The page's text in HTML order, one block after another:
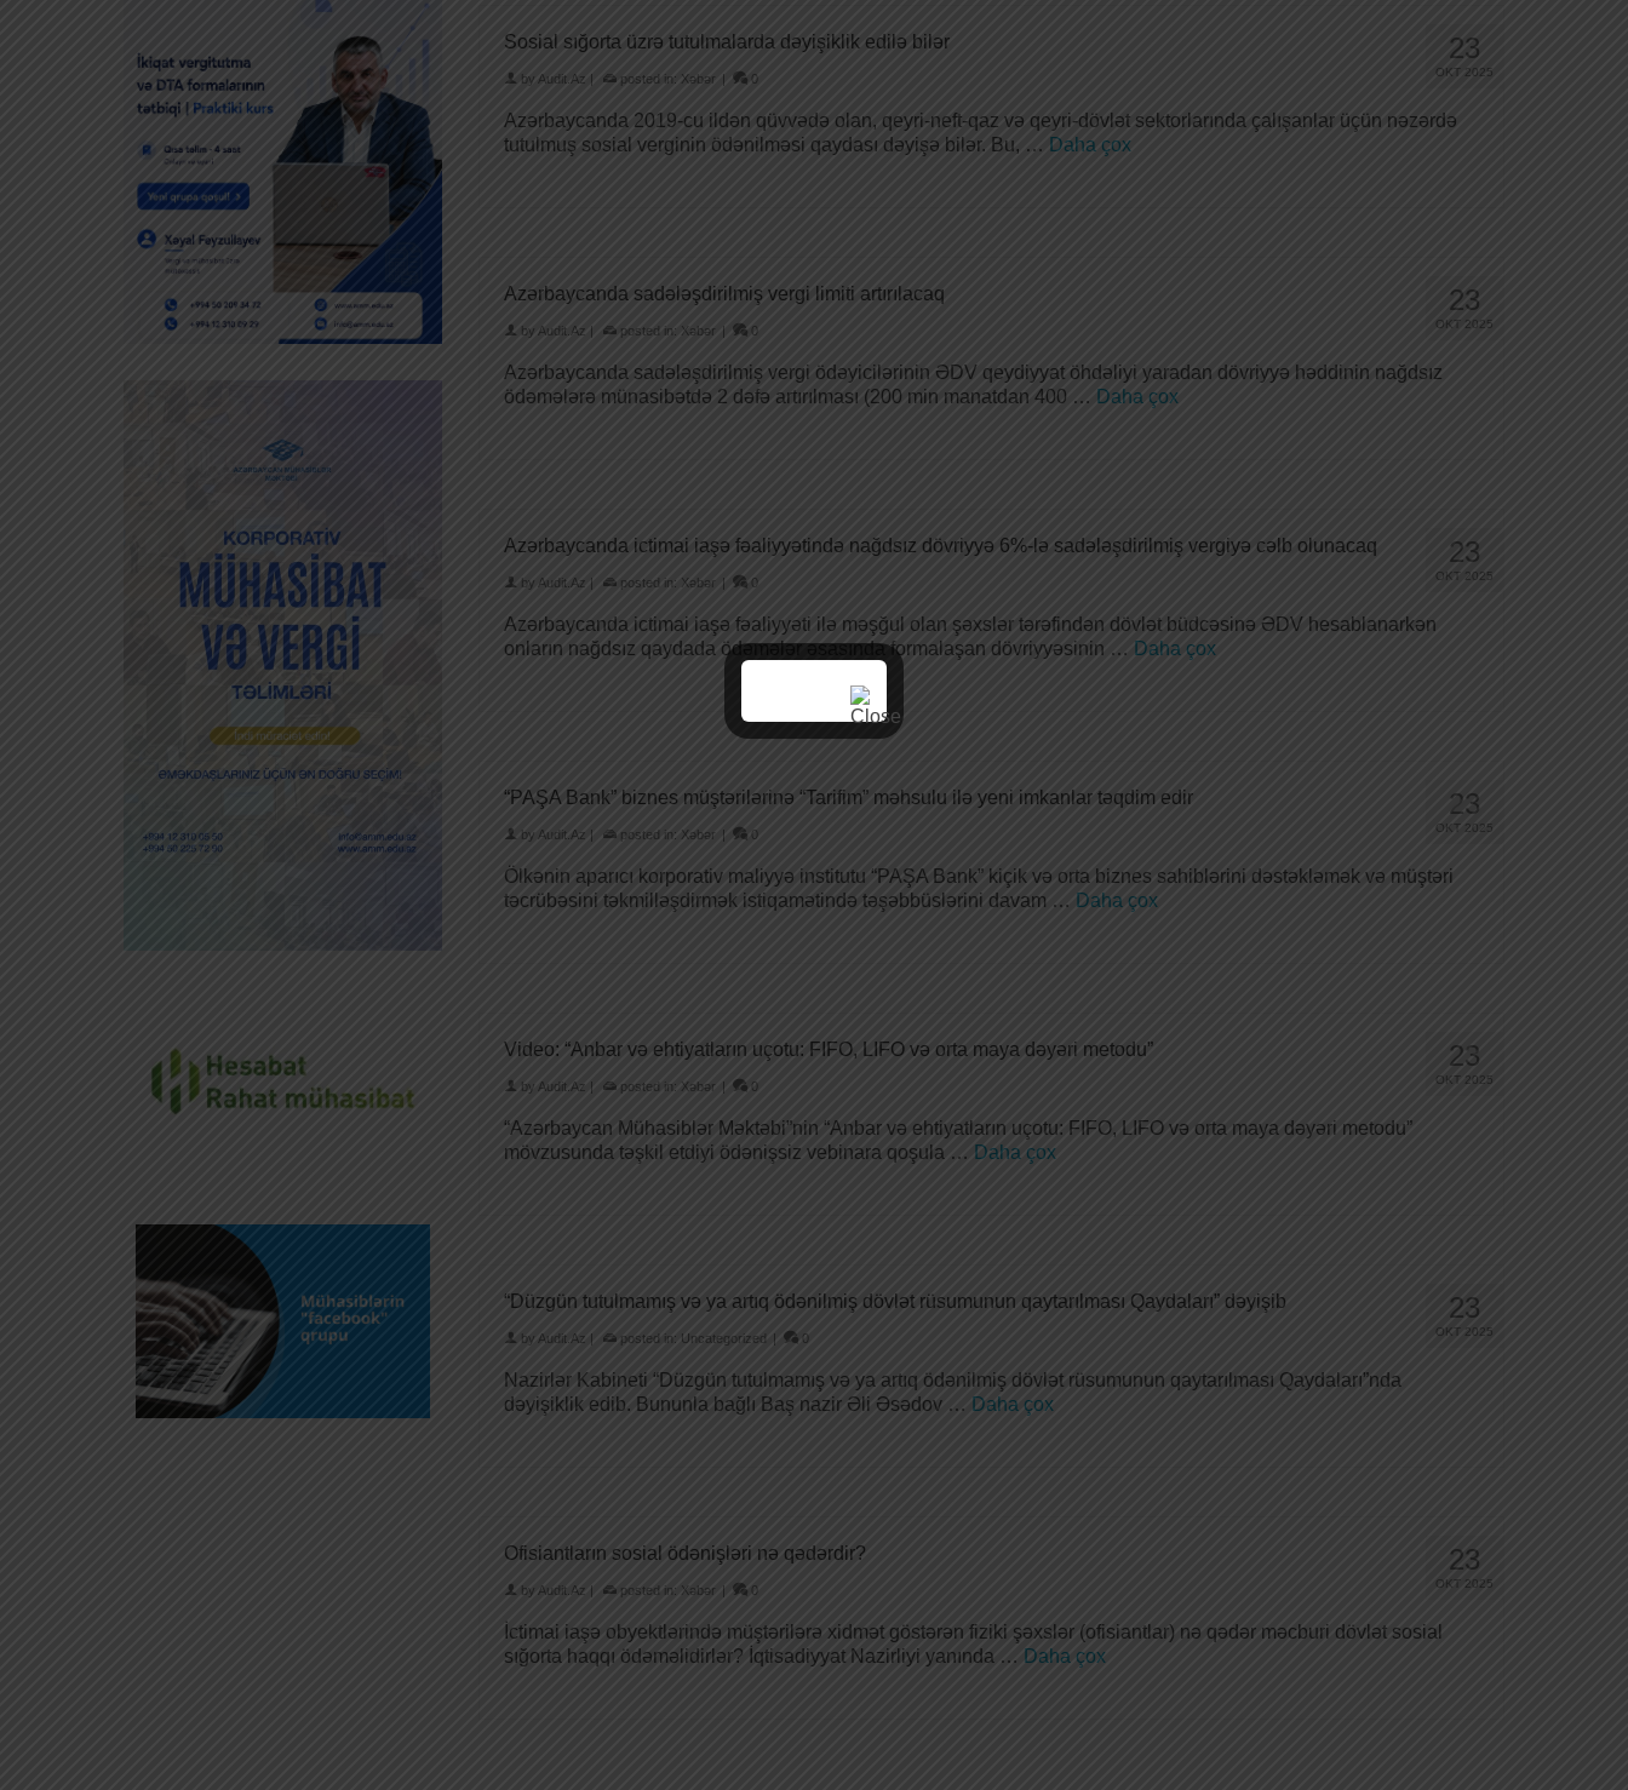
23
OKT 2025
Sosial sığorta üzrə tutulmalarda dəyişiklik edilə bilər
by Audit.Az | posted in: Xəbər | 0
Azərbaycanda 2019-cu ildən qüvvədə olan, qeyri-neft-qaz və qeyri-dövlət sektorlarında çalışanlar üçün nəzərdə
tutulmuş sosial verginin ödənilməsi qaydası dəyişə bilər. Bu, … Daha çox
23
OKT 2025
Azərbaycanda sadələşdirilmiş vergi limiti artırılacaq
by Audit.Az | posted in: Xəbər | 0
Azərbaycanda sadələşdirilmiş vergi ödəyicilərinin ƏDV qeydiyyat öhdəliyi yaradan dövriyyə həddinin nağdsız
ödəmələrə münasibətdə 2 dəfə artırılması (200 min manatdan 400 … Daha çox
23
OKT 2025
Azərbaycanda ictimai iaşə fəaliyyətində nağdsız dövriyyə 6%-lə sadələşdirilmiş vergiyə cəlb olunacaq
by Audit.Az | posted in: Xəbər | 0
Azərbaycanda ictimai iaşə fəaliyyəti ilə məşğul olan şəxslər tərəfindən dövlət büdcəsinə ƏDV hesablanarkən
onların nağdsız qaydada ödəmələr əsasında formalaşan dövriyyəsinin … Daha çox
23
OKT 2025
“PAŞA Bank” biznes müştərilərinə “Tarifim” məhsulu ilə yeni imkanlar təqdim edir
by Audit.Az | posted in: Xəbər | 0
Ölkənin aparıcı korporativ maliyyə institutu “PAŞA Bank” kiçik və orta biznes sahiblərini dəstəkləmək və müştəri
təcrübəsini təkmilləşdirmək istiqamətində təşəbbüslərini davam … Daha çox
23
OKT 2025
Video: “Anbar və ehtiyatların uçotu: FIFO, LIFO və orta maya dəyəri metodu”
by Audit.Az | posted in: Xəbər | 0
“Azərbaycan Mühasiblər Məktəbi”nin “Anbar və ehtiyatların uçotu: FIFO, LIFO və orta maya dəyəri metodu”
mövzusunda təşkil etdiyi ödənişsiz vebinara qoşula … Daha çox
23
OKT 2025
“Düzgün tutulmamış və ya artıq ödənilmiş dövlət rüsumunun qaytarılması Qaydaları” dəyişib
by Audit.Az | posted in: Uncategorized | 0
Nazirlər Kabineti “Düzgün tutulmamış və ya artıq ödənilmiş dövlət rüsumunun qaytarılması Qaydaları”nda
dəyişiklik edib. Bununla bağlı Baş nazir Əli Əsədov … Daha çox
23
OKT 2025
Ofisiantların sosial ödənişləri nə qədərdir?
by Audit.Az | posted in: Xəbər | 0
İctimai iaşə obyektlərində müştərilərə xidmət göstərən fiziki şəxslər (ofisiantlar) nə qədər məcburi dövlət sosial
sığorta haqqı ödəməlidirlər? İqtisadiyyat Nazirliyi yanında … Daha çox